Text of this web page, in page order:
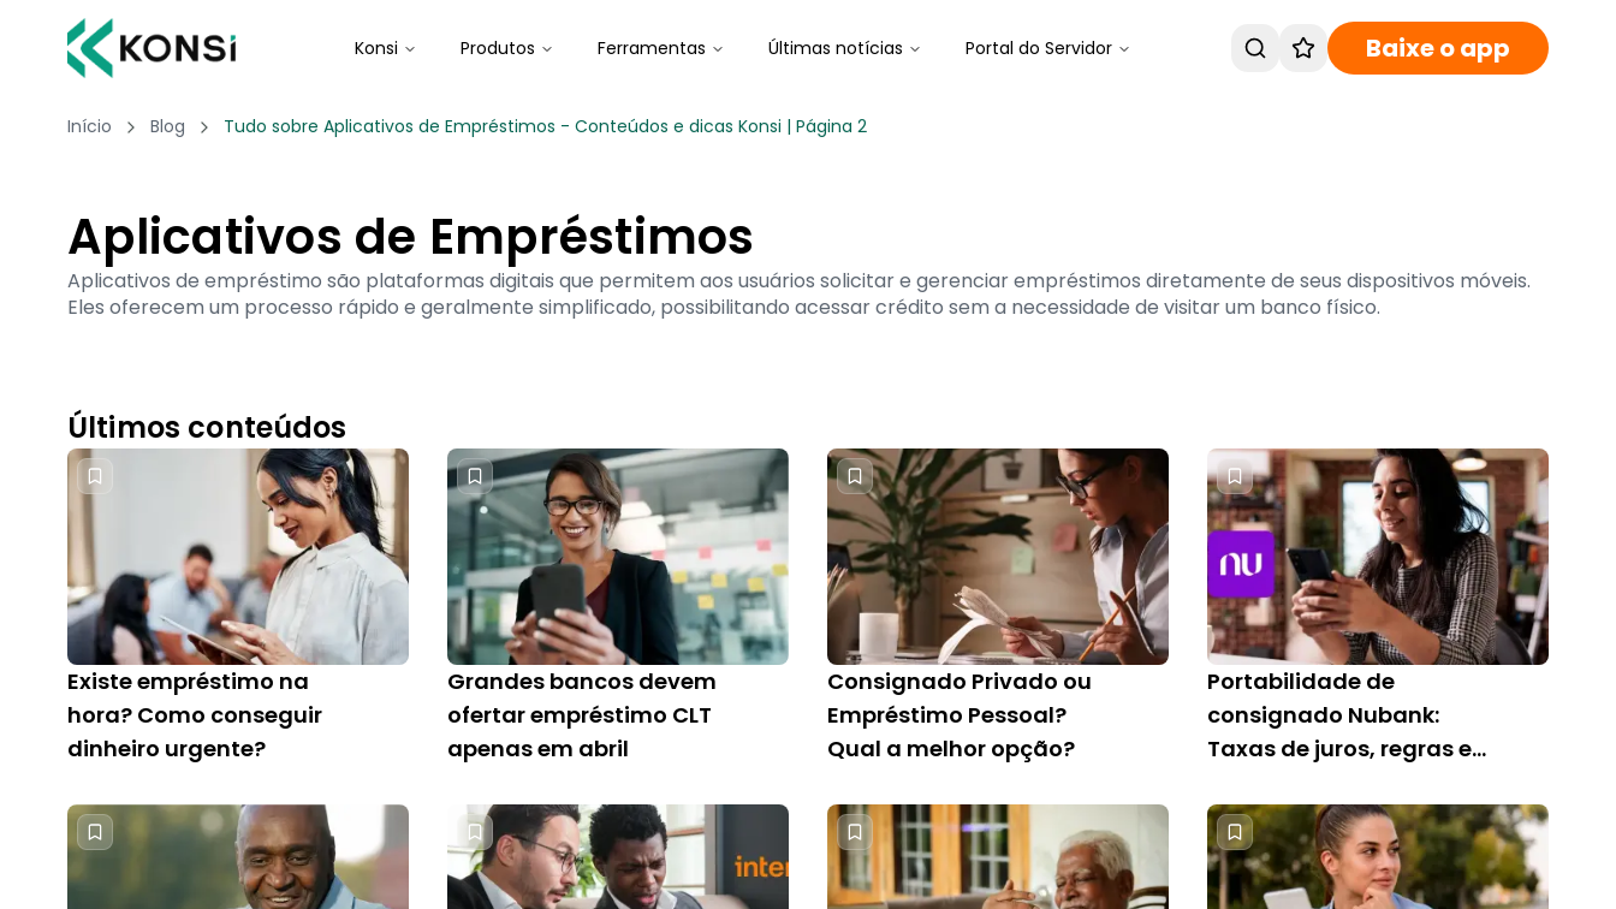
Konsi Produtos Ferramentas Últimas notícias Portal do Servidor Baixe o app
Início Blog Tudo sobre Aplicativos de Empréstimos - Conteúdos e dicas Konsi | Página 2
Aplicativos de Empréstimos
Aplicativos de empréstimo são plataformas digitais que permitem aos usuários solicitar e gerenciar empréstimos diretamente de seus dispositivos móveis.
Eles oferecem um processo rápido e geralmente simplificado, possibilitando acessar crédito sem a necessidade de visitar um banco físico.
Últimos conteúdos
Existe empréstimo na
hora? Como conseguir
dinheiro urgente?
Grandes bancos devem
ofertar empréstimo CLT
apenas em abril
Consignado Privado ou
Empréstimo Pessoal?
Qual a melhor opção?
Portabilidade de
consignado Nubank:
Taxas de juros, regras e